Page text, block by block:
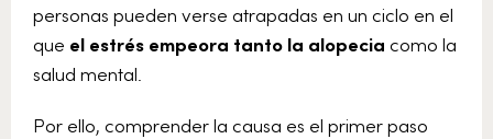
personas pueden verse atrapadas en un ciclo en el
que el estrés empeora tanto la alopecia como la
salud mental.
Por ello, comprender la causa es el primer paso